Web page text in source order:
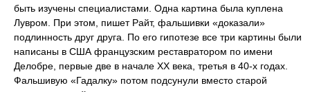
быть изучены специалистами. Одна картина была куплена
Лувром. При этом, пишет Райт, фальшивки «доказали»
подлинность друг друга. По его гипотезе все три картины были
написаны в США французским реставратором по имени
Делобре, первые две в начале XX века, третья в 40-х годах.
Фальшивую «Гадалку» потом подсунули вместо старой